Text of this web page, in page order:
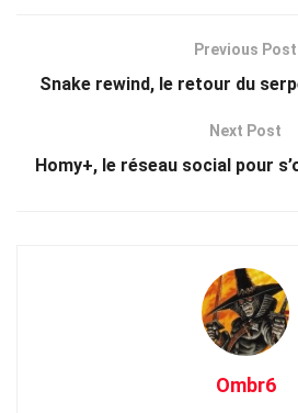
Previous Post
Snake rewind, le retour du
Next Post
Homy+, le réseau social pour
Ombr6